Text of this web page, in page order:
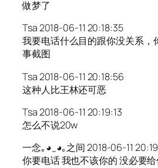
做梦了
Tsa 2018-06-11 20:18:35
我要电话什么目的跟你没关系，
事截图
Tsa 2018-06-11 20:18:56
这种人比王林还可恶
Tsa 2018-06-11 20:19:13
怎么不说20w
一念｡◕‿◕｡之间 2018-06-11
你要电话 我也不该你的 没必要